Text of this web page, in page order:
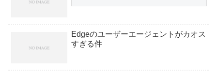
Edgeのユーザーエージェントがカオス
すぎる件